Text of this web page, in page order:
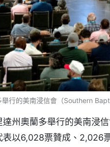
舉行的美南浸信會（Southern
達州奧蘭多舉行的美南浸
表以6,028票贊成、2,026